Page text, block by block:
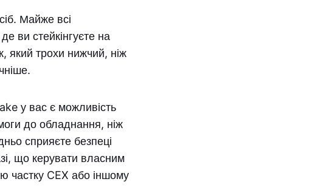
Майже всі
ви стейкінгуєте на
який трохи нижчий, ніж
у вас є можливість
до обладнання, ніж
сприяєте безпеці
що керувати власним
частку CEX або іншому